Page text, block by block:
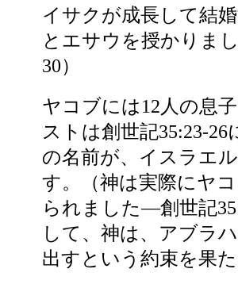
イサクが成長して結
とエサウを授かりま
30）
ヤコブには12人の息
ストは創世記35:23-
の名前が、イスラエ
す。（神は実際にヤ
られました—創世記
して、神は、アブラ
出すという約束を果